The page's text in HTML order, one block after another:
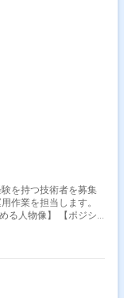
を持つ技術者を募集
す。
在宅・リモート